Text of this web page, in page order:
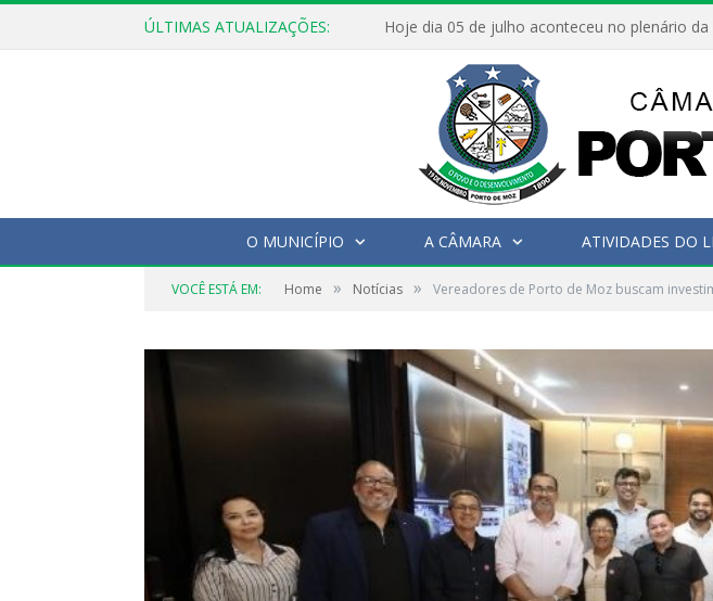
ÚLTIMAS ATUALIZAÇÕES:
O MUNICÍPIO A CÂMARA ATIVIDADES DO
VOCÊ ESTÁ EM: Home » Notícias » Vereadores de Porto de Moz buscam